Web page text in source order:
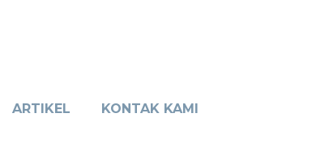
ARTIKEL KONTAK KAMI